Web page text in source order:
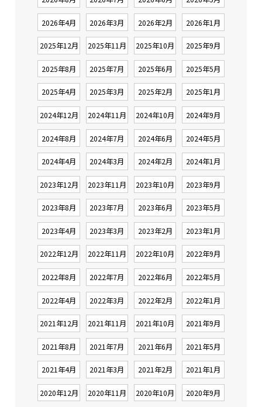
2026年4月 2026年3月 2026年2月 2026年1月
2025年12月 2025年11月 2025年10月 2025年9月
2025年8月 2025年7月 2025年6月 2025年5月
2025年4月 2025年3月 2025年2月 2025年1月
2024年12月 2024年11月 2024年10月 2024年9月
2024年8月 2024年7月 2024年6月 2024年5月
2024年4月 2024年3月 2024年2月 2024年1月
2023年12月 2023年11月 2023年10月 2023年9月
2023年8月 2023年7月 2023年6月 2023年5月
2023年4月 2023年3月 2023年2月 2023年1月
2022年12月 2022年11月 2022年10月 2022年9月
2022年8月 2022年7月 2022年6月 2022年5月
2022年4月 2022年3月 2022年2月 2022年1月
2021年12月 2021年11月 2021年10月 2021年9月
2021年8月 2021年7月 2021年6月 2021年5月
2021年4月 2021年3月 2021年2月 2021年1月
2020年12月 2020年11月 2020年10月 2020年9月